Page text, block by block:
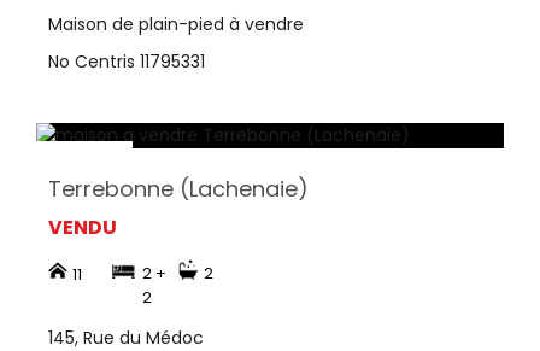
Maison de plain-pied à vendre
No Centris 11795331
Terrebonne (Lachenaie)
VENDU
11
2 +
2
2
145, Rue du Médoc